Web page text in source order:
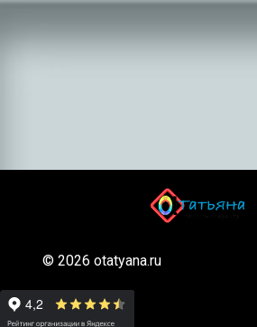
© 2026 otatyana.ru